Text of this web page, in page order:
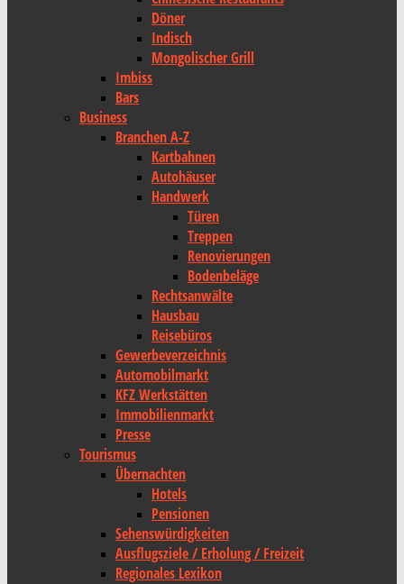
Döner
Indisch
Mongolischer Grill
Imbiss
Bars
Business
Branchen A-Z
Kartbahnen
Autohäuser
Handwerk
Türen
Treppen
Renovierungen
Bodenbeläge
Rechtsanwälte
Hausbau
Reisebüros
Gewerbeverzeichnis
Automobilmarkt
KFZ Werkstätten
Immobilienmarkt
Presse
Tourismus
Übernachten
Hotels
Pensionen
Sehenswürdigkeiten
Ausflugsziele / Erholung / Freizeit
Regionales Lexikon